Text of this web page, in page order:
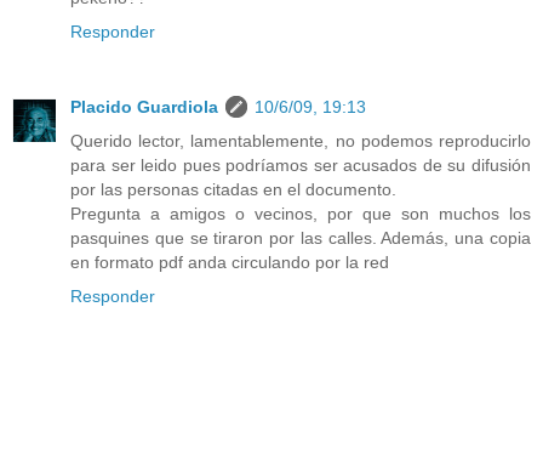
Responder
Placido Guardiola
10/6/09, 19:13
Querido lector, lamentablemente, no podemos reproducirlo
para ser leido pues podríamos ser acusados de su difusión
por las personas citadas en el documento.
Pregunta a amigos o vecinos, por que son muchos los
pasquines que se tiraron por las calles. Además, una copia
en formato pdf anda circulando por la red
Responder